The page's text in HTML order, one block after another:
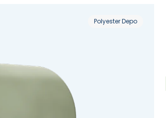
Polyester Depo